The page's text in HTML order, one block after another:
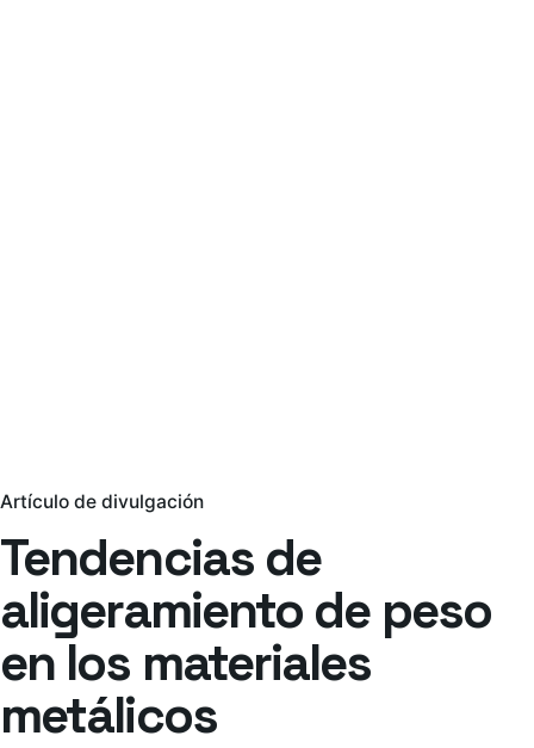
Artículo de divulgación
Tendencias de
aligeramiento de peso
en los materiales
metálicos